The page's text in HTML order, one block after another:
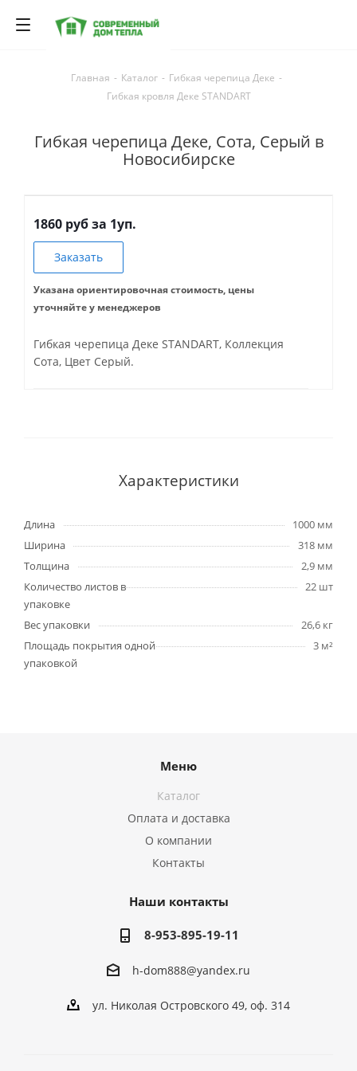
Главная - Каталог - Гибкая черепица Деке -
Гибкая кровля Деке STANDART
Гибкая черепица Деке, Сота, Серый в
Новосибирске
1860 руб за 1уп.
Заказать
Указана ориентировочная стоимость, цены
уточняйте у менеджеров
Гибкая черепица Деке STANDART, Коллекция
Сота, Цвет Серый.
Характеристики
Длина
1000 мм
Ширина
318 мм
Толщина
2,9 мм
Количество листов в
упаковке
22 шт
Вес упаковки
26,6 кг
Площадь покрытия одной
упаковкой
3 м²
Меню
Каталог
Оплата и доставка
О компании
Контакты
Наши контакты
8-953-895-19-11
h-dom888@yandex.ru
ул. Николая Островского 49, оф. 314